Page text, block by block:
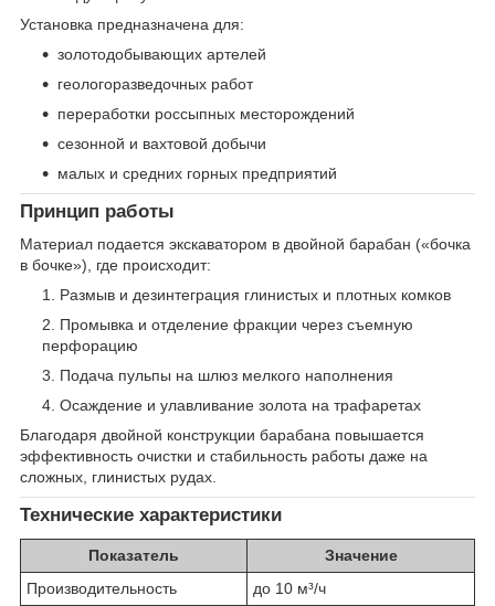
Установка предназначена для:
золотодобывающих артелей
геологоразведочных работ
переработки россыпных месторождений
сезонной и вахтовой добычи
малых и средних горных предприятий
Принцип работы
Материал подается экскаватором в двойной барабан («бочка
в бочке»), где происходит:
Размыв и дезинтеграция глинистых и плотных комков
Промывка и отделение фракции через съемную
перфорацию
Подача пульпы на шлюз мелкого наполнения
Осаждение и улавливание золота на трафаретах
Благодаря двойной конструкции барабана повышается
эффективность очистки и стабильность работы даже на
сложных, глинистых рудах.
Технические характеристики
Показатель
Значение
Производительность
до 10 м³/ч